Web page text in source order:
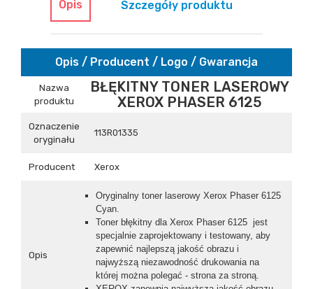
Opis Szczegóły produktu
Opis / Producent / Logo / Gwarancja
Nazwa
produktu
BŁĘKITNY TONER LASEROWY
XEROX PHASER 6125
Oznaczenie
oryginału
113R01335
Producent Xerox
Opis
Oryginalny toner laserowy Xerox Phaser 6125
Cyan.
Toner błękitny dla Xerox Phaser 6125 jest
specjalnie zaprojektowany i testowany, aby
zapewnić najlepszą jakość obrazu i
najwyższą niezawodność drukowania na
której można polegać - strona za stroną.